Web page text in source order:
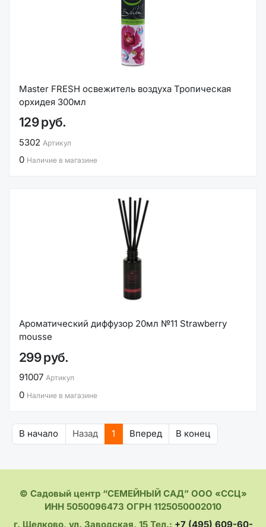
Master FRESH освежитель воздуха Тропическая
орхидея 300мл
129 руб.
5302 Артикул
0 Наличие в магазине
Ароматический диффузор 20мл №11 Strawberry
mousse
299 руб.
91007 Артикул
0 Наличие в магазине
В начало Назад 1 Вперед В конец
© Садовый центр “СЕМЕЙНЫЙ САД” ООО «ССЦ»
ИНН 5050096473 ОГРН 1125050002010
г. Щелково, ул. Заводская, 15 Тел.: +7 (495) 609-60-